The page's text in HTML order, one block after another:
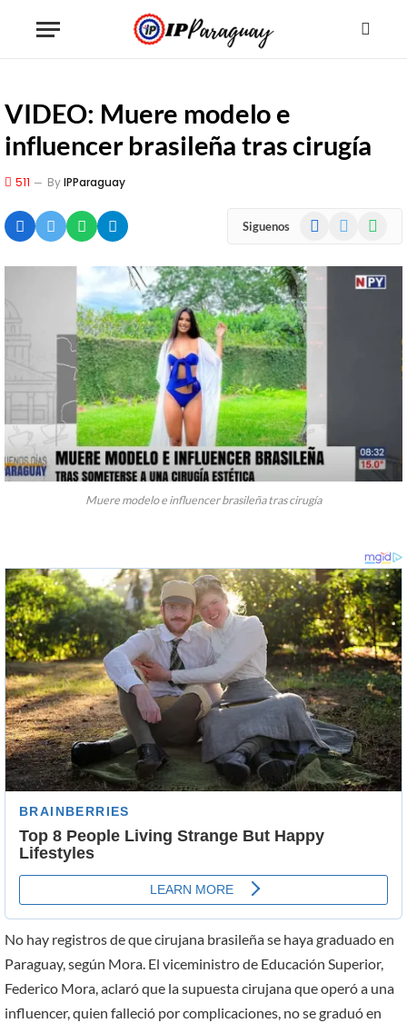
VIDEO: Muere modelo e
influencer brasileña tras cirugía
511 ByIPParaguay
Siguenos Facebook
Muere modelo e influencer brasileña tras cirugía
No hay registros de que cirujana brasileña se haya graduado en
Paraguay, según Mora. El viceministro de Educación Superior,
Federico Mora, aclaró que la supuesta cirujana que operó a una
influencer, quien falleció por complicaciones, no se graduó en